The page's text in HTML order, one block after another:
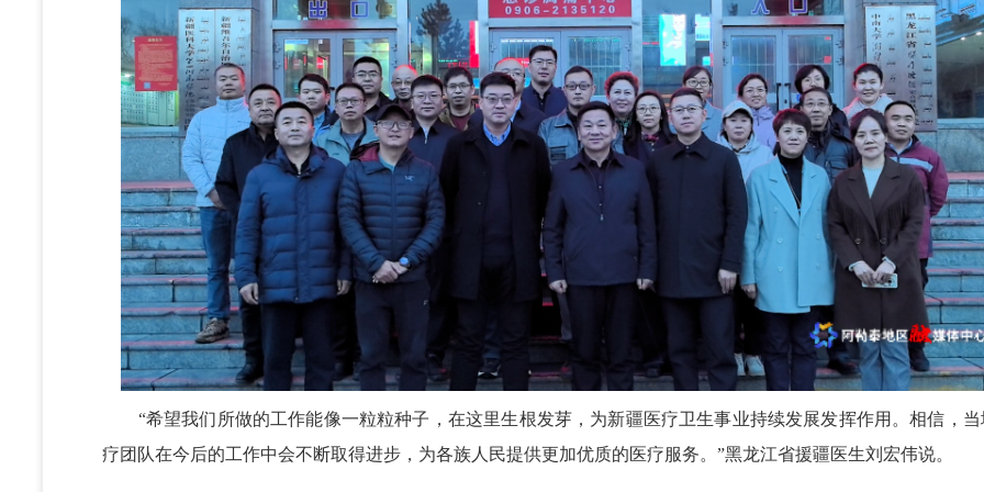
“希望我们所做的工作能像一粒粒种子，在这里生根发芽，为新疆医疗卫生事业持续发展发挥作用。相信，当
疗团队在今后的工作中会不断取得进步，为各族人民提供更加优质的医疗服务。”黑龙江省援疆医生刘宏伟说。